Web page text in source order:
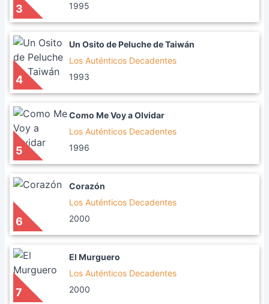
3
1995
4
Un Osito de Peluche de Taiwán
Los Auténticos Decadentes
1993
5
Como Me Voy a Olvidar
Los Auténticos Decadentes
1996
6
Corazón
Los Auténticos Decadentes
2000
7
El Murguero
Los Auténticos Decadentes
2000